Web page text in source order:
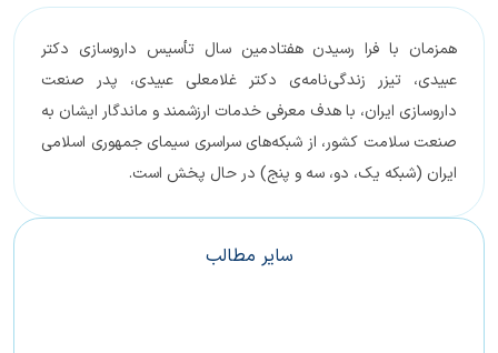
همزمان با فرا رسیدن هفتادمین سال تأسیس داروسازی دکتر
عبیدی، تیزر زندگی‌نامه‌ی دکتر غلامعلی عبیدی، پدر صنعت
داروسازی ایران، با هدف معرفی خدمات ارزشمند و ماندگار ایشان به
صنعت سلامت کشور، از شبکه‌های سراسری سیمای جمهوری اسلامی
ایران (شبکه یک، دو، سه و پنج) در حال پخش است.
سایر مطالب